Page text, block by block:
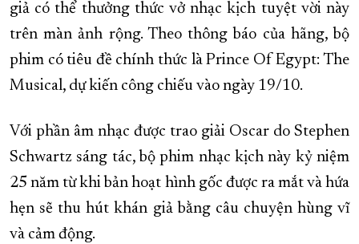
giả có thể thưởng thức vở nhạc kịch tuyệt vời này
trên màn ảnh rộng. Theo thông báo của hãng, bộ
phim có tiêu đề chính thức là Prince Of Egypt: The
Musical, dự kiến công chiếu vào ngày 19/10.
Với phần âm nhạc được trao giải Oscar do Stephen
Schwartz sáng tác, bộ phim nhạc kịch này kỷ niệm
25 năm từ khi bản hoạt hình gốc được ra mắt và hứa
hẹn sẽ thu hút khán giả bằng câu chuyện hùng vĩ
và cảm động.